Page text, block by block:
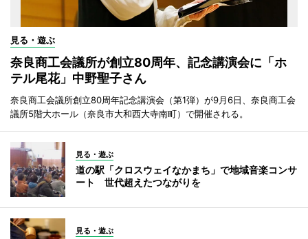
見る・遊ぶ
奈良商工会議所が創立80周年、記念講演会に「ホ
テル尾花」中野聖子さん
奈良商工会議所創立80周年記念講演会（第1弾）が9月6日、奈良商工会
議所5階大ホール（奈良市大和西大寺南町）で開催される。
見る・遊ぶ
道の駅「クロスウェイなかまち」で地域音楽コンサ
ート 世代超えたつながりを
見る・遊ぶ